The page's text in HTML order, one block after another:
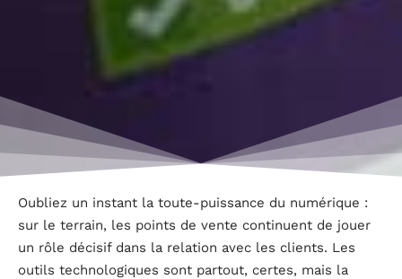
Oubliez un instant la toute-puissance du numérique :
sur le terrain, les points de vente continuent de jouer
un rôle décisif dans la relation avec les clients. Les
outils technologiques sont partout, certes, mais la